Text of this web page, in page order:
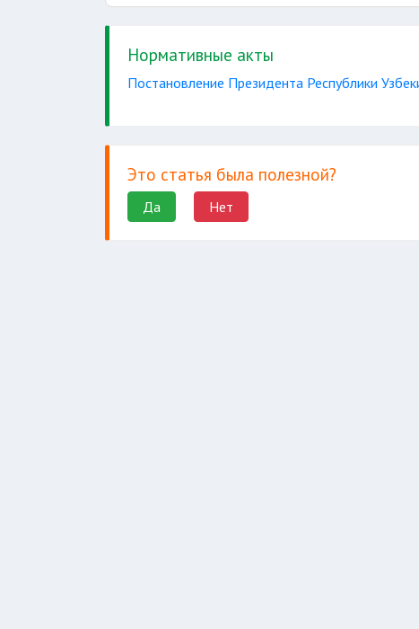
Нормативные акты
Постановление Президента Республики
Это статья была полезной?
Да Нет